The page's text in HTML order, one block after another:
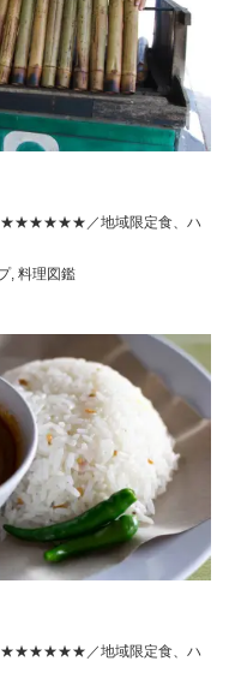
／地域限定食、ハ
, 料理図鑑
／地域限定食、ハ